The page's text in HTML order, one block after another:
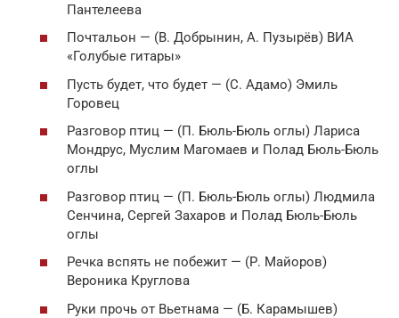
Пантелеева
Почтальон — (В. Добрынин, А. Пузырёв) ВИА
«Голубые гитары»
Пусть будет, что будет — (С. Адамо) Эмиль
Горовец
Разговор птиц — (П. Бюль-Бюль оглы) Лариса
Мондрус, Муслим Магомаев и Полад Бюль-Бюль
оглы
Разговор птиц — (П. Бюль-Бюль оглы) Людмила
Сенчина, Сергeй Захаров и Полад Бюль-Бюль
оглы
Речка вспять не побежит — (Р. Майоров)
Вероника Круглова
Руки прочь от Вьетнама — (Б. Карамышев)